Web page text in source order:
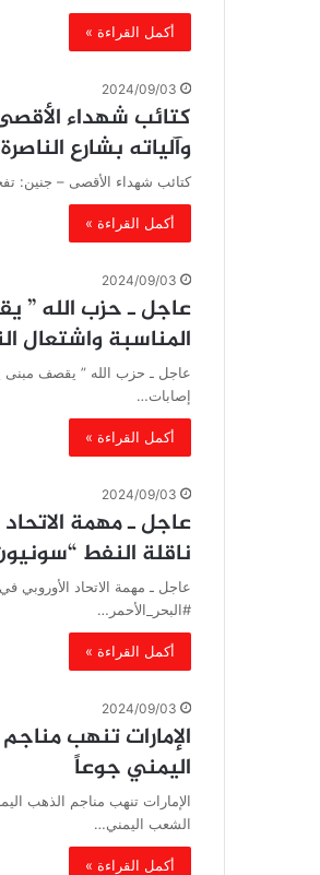
أكمل القراءة »
2024/09/03
كتائب شهداء
وآلياته بشارع
كتائب شهداء الأقصى – جنين:
أكمل القراءة »
2024/09/03
عاجل ـ حزب الله ”
المناسبة واشتعال
عاجل ـ حزب الله ” يقصف مبنى
إصابات…
أكمل القراءة »
2024/09/03
عاجل ـ مهمة
ناقلة النفط
عاجل ـ مهمة الاتحاد الأوروبي
#البحر_الأحمر…
أكمل القراءة »
2024/09/03
الإمارات تنهب
اليمني جوعاً
الإمارات تنهب مناجم الذهب
الشعب اليمني…
أكمل القراءة »